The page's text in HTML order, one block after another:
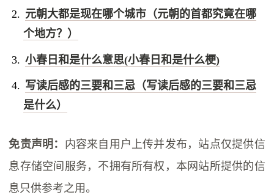
元朝大都是现在哪个城市（元朝的首都究竟在哪
个地方？）
小春日和是什么意思(小春日和是什么梗)
写读后感的三要和三忌（写读后感的三要和三忌
是什么）
免责声明： 内容来自用户上传并发布，站点仅提供信
息存储空间服务，不拥有所有权，本网站所提供的信
息只供参考之用。